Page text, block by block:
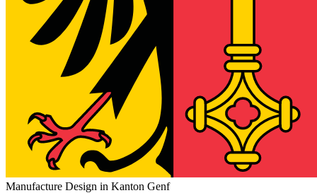
Manufacture Design in Kanton Genf